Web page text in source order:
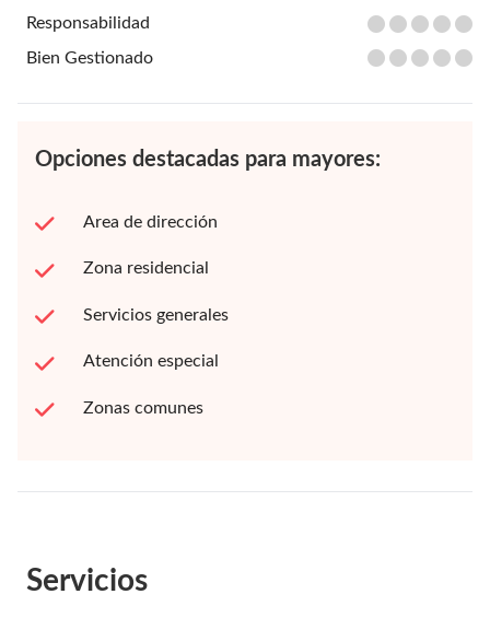
Responsabilidad
Bien Gestionado
Opciones destacadas para mayores:
Area de dirección
Zona residencial
Servicios generales
Atención especial
Zonas comunes
Servicios